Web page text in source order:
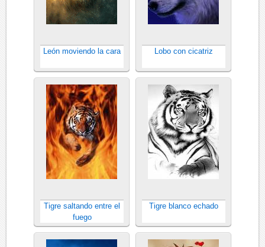
León moviendo la cara Lobo con cicatriz
Tigre saltando entre el
fuego
Tigre blanco echado